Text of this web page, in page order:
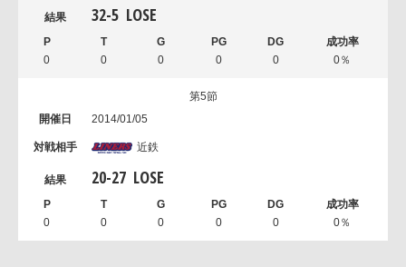
32-5 LOSE
0 0 0 0 0 0％
第5節
2014/01/05
近鉄
20-27 LOSE
0 0 0 0 0 0％